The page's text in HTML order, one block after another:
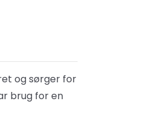
og sørger for
brug for en